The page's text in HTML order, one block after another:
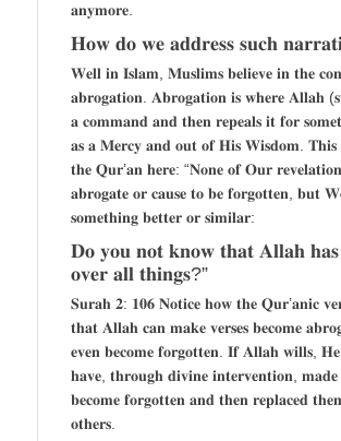
𝐚𝐧𝐲𝐦𝐨𝐫𝐞.
𝐇𝐨𝐰 𝐝𝐨 𝐰𝐞 𝐚𝐝𝐝𝐫𝐞𝐬𝐬 𝐬𝐮𝐜𝐡
𝐖𝐞𝐥𝐥 𝐢𝐧 𝐈𝐬𝐥𝐚𝐦, 𝐌𝐮𝐬𝐥𝐢𝐦𝐬 𝐛𝐞𝐥𝐢𝐞𝐯𝐞 𝐢𝐧 𝐭𝐡𝐞
𝐚𝐛𝐫𝐨𝐠𝐚𝐭𝐢𝐨𝐧. 𝐀𝐛𝐫𝐨𝐠𝐚𝐭𝐢𝐨𝐧 𝐢𝐬 𝐰𝐡𝐞𝐫𝐞 𝐀𝐥𝐥𝐚𝐡
𝐚 𝐜𝐨𝐦𝐦𝐚𝐧𝐝 𝐚𝐧𝐝 𝐭𝐡𝐞𝐧 𝐫𝐞𝐩𝐞𝐚𝐥𝐬 𝐢𝐭 𝐟𝐨𝐫
𝐚𝐬 𝐚 𝐌𝐞𝐫𝐜𝐲 𝐚𝐧𝐝 𝐨𝐮𝐭 𝐨𝐟 𝐇𝐢𝐬 𝐖𝐢𝐬𝐝𝐨𝐦. 𝐓𝐡𝐢𝐬
𝐭𝐡𝐞 𝐐𝐮𝐫’𝐚𝐧 𝐡𝐞𝐫𝐞: “𝐍𝐨𝐧𝐞 𝐨𝐟 𝐎𝐮𝐫
𝐚𝐛𝐫𝐨𝐠𝐚𝐭𝐞 𝐨𝐫 𝐜𝐚𝐮𝐬𝐞 𝐭𝐨 𝐛𝐞 𝐟𝐨𝐫𝐠𝐨𝐭𝐭𝐞𝐧, 𝐛𝐮𝐭
𝐬𝐨𝐦𝐞𝐭𝐡𝐢𝐧𝐠 𝐛𝐞𝐭𝐭𝐞𝐫 𝐨𝐫 𝐬𝐢𝐦𝐢𝐥𝐚𝐫:
𝐃𝐨 𝐲𝐨𝐮 𝐧𝐨𝐭 𝐤𝐧𝐨𝐰 𝐭𝐡𝐚𝐭 𝐀𝐥𝐥𝐚𝐡
𝐨𝐯𝐞𝐫 𝐚𝐥𝐥 𝐭𝐡𝐢𝐧𝐠𝐬?”
𝐒𝐮𝐫𝐚𝐡 𝟐: 𝟏𝟎𝟔 𝐍𝐨𝐭𝐢𝐜𝐞 𝐡𝐨𝐰 𝐭𝐡𝐞 𝐐𝐮𝐫’𝐚𝐧𝐢𝐜
𝐭𝐡𝐚𝐭 𝐀𝐥𝐥𝐚𝐡 𝐜𝐚𝐧 𝐦𝐚𝐤𝐞 𝐯𝐞𝐫𝐬𝐞𝐬 𝐛𝐞𝐜𝐨𝐦𝐞
𝐞𝐯𝐞𝐧 𝐛𝐞𝐜𝐨𝐦𝐞 𝐟𝐨𝐫𝐠𝐨𝐭𝐭𝐞𝐧. 𝐈𝐟 𝐀𝐥𝐥𝐚𝐡 𝐰𝐢𝐥𝐥𝐬,
𝐡𝐚𝐯𝐞, 𝐭𝐡𝐫𝐨𝐮𝐠𝐡 𝐝𝐢𝐯𝐢𝐧𝐞 𝐢𝐧𝐭𝐞𝐫𝐯𝐞𝐧𝐭𝐢𝐨𝐧, 𝐦𝐚𝐝𝐞
𝐛𝐞𝐜𝐨𝐦𝐞 𝐟𝐨𝐫𝐠𝐨𝐭𝐭𝐞𝐧 𝐚𝐧𝐝 𝐭𝐡𝐞𝐧 𝐫𝐞𝐩𝐥𝐚𝐜𝐞𝐝
𝐨𝐭𝐡𝐞𝐫𝐬.